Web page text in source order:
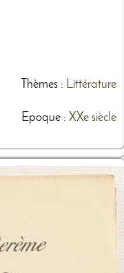
Thèmes: Littérature
Epoque : XXe siècle